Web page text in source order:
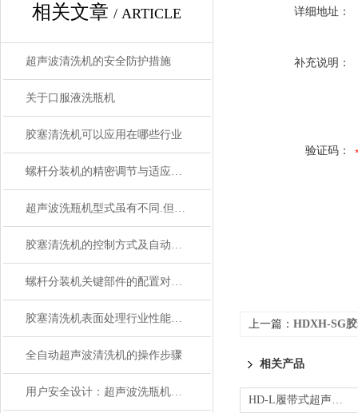
相关文章 / ARTICLE
超声波清洗机的安全防护措施
关于口服液洗瓶机
胶塞清洗机可以应用在哪些行业
螺杆分装机的精密调节与适应不同产品的包装需求
超声波洗瓶机型式虽有不同.但其结构大同小异
胶塞清洗机的控制方式及自动化程度
螺杆分装机关键部件的配置对性能的影响分析
胶塞清洗机表面处理行业性能体现
全自动超声波清洗机的操作步骤
用户安全设计：超声波洗瓶机的门锁、隔热与排气系统
详细地址：
补充说明：
验证码：
上一篇： HDXH-SG
相关产品
HD-L履带式超声波清洗器